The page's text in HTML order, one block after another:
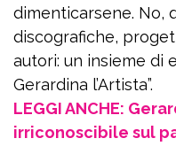
dimenticarsene. No,
discografiche,
autori: un insieme di
Gerardina l’Artista”.
LEGGI ANCHE:
irriconoscibile sul